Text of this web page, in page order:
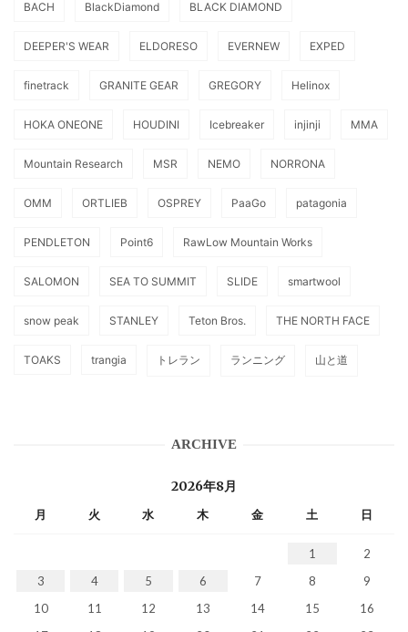
BACH BlackDiamond BLACK DIAMOND
DEEPER'S WEAR ELDORESO EVERNEW EXPED
finetrack GRANITE GEAR GREGORY Helinox
HOKA ONEONE HOUDINI Icebreaker injinji MMA
Mountain Research MSR NEMO NORRONA
OMM ORTLIEB OSPREY PaaGo patagonia
PENDLETON Point6 RawLow Mountain Works
SALOMON SEA TO SUMMIT SLIDE smartwool
snow peak STANLEY Teton Bros. THE NORTH FACE
TOAKS trangia トレラン ランニング 山と道
ARCHIVE
2026年8月
月 火 水 木 金 土 日
1
2
3
4 5 6 7 8
9
10
11 12 13 14 15
16